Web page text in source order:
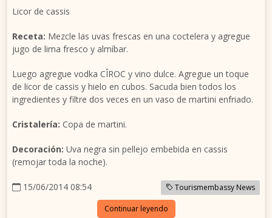
Licor de cassis
Receta: Mezcle las uvas frescas en una coctelera y agregue
jugo de lima fresco y almíbar.
Luego agregue vodka CÎROC y vino dulce. Agregue un toque
de licor de cassis y hielo en cubos. Sacuda bien todos los
ingredientes y filtre dos veces en un vaso de martini enfriado.
Cristalería: Copa de martini.
Decoración: Uva negra sin pellejo embebida en cassis
(remojar toda la noche).
15/06/2014 08:54 Tourismembassy News
Continuar leyendo